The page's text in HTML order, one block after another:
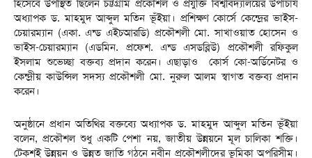
হিসেবে উপস্থিত ছিলেন চট্টগ্রাম প্রকৌশল ও প্রযুক্তি বিশ্ববিদ্যালয়ের উপাচার্য
অধ্যাপক ড. মাহমুদ আব্দুল মতিন ভূঁইয়া। প্রশিক্ষণ কোর্সে কেন্দ্রের ভাইস-
চেয়ারম্যান (একা. এন্ড এইচআরডি) প্রকৌশলী মো. সাখাওয়াত হোসেন ও
ভাইস-চেয়ারম্যান (এডমিন. প্রফেশ. এন্ড এসডব্লিউ) প্রকৌশলী রফিকুল
ইসলাম শুভেচ্ছা বক্তব্য প্রদান করেন। এছাড়াও কোর্স কো-অর্ডিনেটর ও
কেন্দ্রীয় কাউন্সিল সদস্য প্রকৌশলী মো. নুরুল আলম স্বাগত বক্তব্য প্রদান
করেন।
অনুষ্ঠানে প্রধান অতিথির বক্তব্যে অধ্যাপক ড. মাহমুদ আব্দুল মতিন ভূঁইয়া
বলেন, প্রকৌশল শুধু একটি পেশা নয়, জাতীয় উন্নয়নে মূল চালিকা শক্তি।
টেকশই উন্নয়ন ও উন্নত জাতি গঠনে নবীন প্রকৌশলীদের ভূমিকা অপরিসীম।